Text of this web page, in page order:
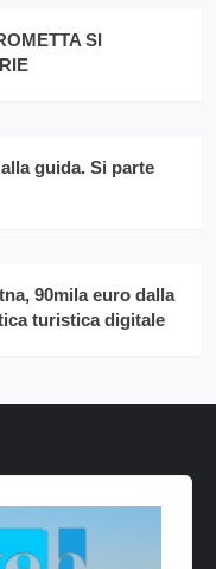
SI
guida. Si parte
90mila euro dalla
turistica digitale